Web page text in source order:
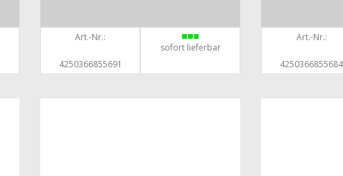
Art.-Nr.:
4250366855691
sofort lieferbar
Art.-Nr.:
4250366855684